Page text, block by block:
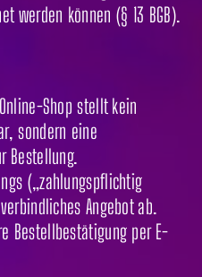
werden können (§ 13 BGB).
Shop stellt kein
sondern eine
Bestellung.
(„zahlungspflichtig
Angebot ab.
Bestellbestätigung per E-